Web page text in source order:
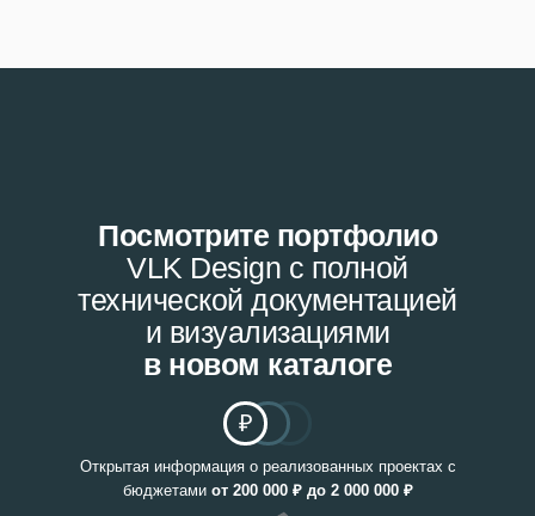
Посмотрите портфолио
VLK Design с полной
технической документацией
и визуализациями
в новом каталоге
₽
Открытая информация о реализованных проектах с
бюджетами от 200 000 ₽ до 2 000 000 ₽